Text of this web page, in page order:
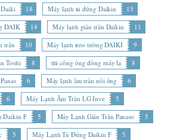
18 Máy lạnh tủ đứng Daikin
15
DAIK
14 Máy lạnh giấu trần Daikin
11
trần
10 Máy lạnh treo tường DAIKI
9
Toshi
8 thi công ống đồng máy lạ
8
6 Máy lạnh âm trần nối ống
6
6 Máy Lạnh Âm Trần LG Inve
5
Daikin F
5 Máy Lạnh Giấu Trần Panaso
5
5 Máy Lạnh Tủ Đứng Daikin F
5